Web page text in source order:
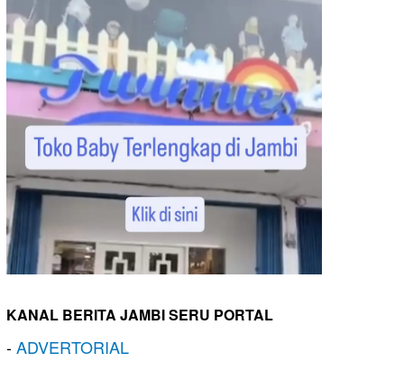
KANAL BERITA JAMBI SERU PORTAL
-ADVERTORIAL